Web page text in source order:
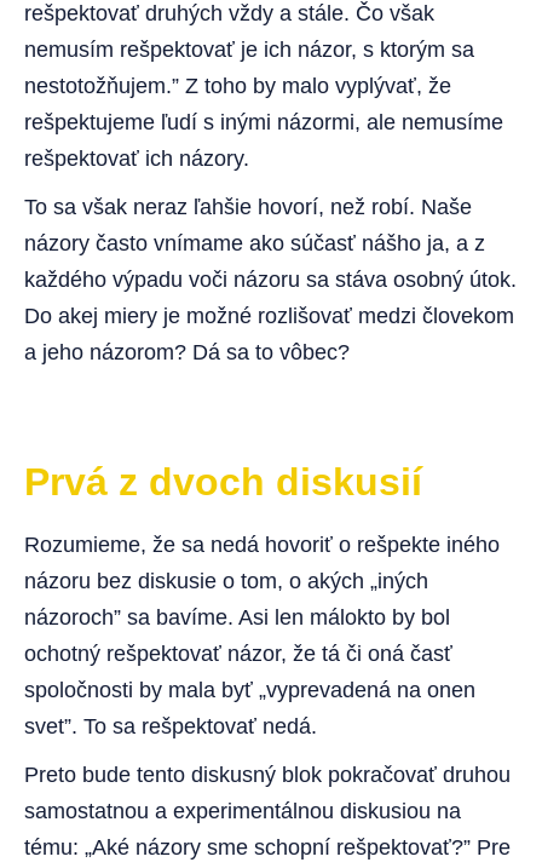
rešpektovať druhých vždy a stále. Čo však
nemusím rešpektovať je ich názor, s ktorým sa
nestotožňujem.” Z toho by malo vyplývať, že
rešpektujeme ľudí s inými názormi, ale nemusíme
rešpektovať ich názory.
To sa však neraz ľahšie hovorí, než robí. Naše
názory často vnímame ako súčasť nášho ja, a z
každého výpadu voči názoru sa stáva osobný útok.
Do akej miery je možné rozlišovať medzi človekom
a jeho názorom? Dá sa to vôbec?
Prvá z dvoch diskusií
Rozumieme, že sa nedá hovoriť o rešpekte iného
názoru bez diskusie o tom, o akých „iných
názoroch” sa bavíme. Asi len málokto by bol
ochotný rešpektovať názor, že tá či oná časť
spoločnosti by mala byť „vyprevadená na onen
svet”. To sa rešpektovať nedá.
Preto bude tento diskusný blok pokračovať druhou
samostatnou a experimentálnou diskusiou na
tému: „Aké názory sme schopní rešpektovať?” Pre